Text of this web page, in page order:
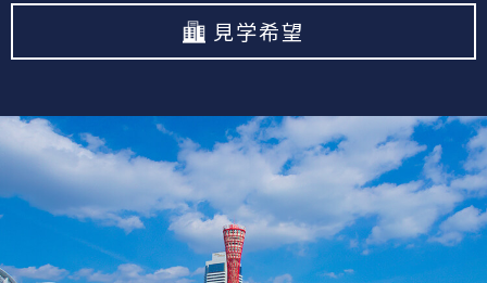
見学希望